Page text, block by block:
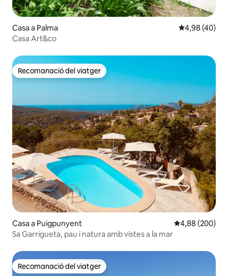
Casa a Palma 4,98 de
4,98 (40)
Casa Art&co
Recomanació del viatger
Recomanació del viatger
Casa a Puigpunyent 4,88 de
4,88 (200)
Sa Garrigueta, pau i natura amb vistes a la mar
Recomanació del viatger
Recomanació del viatger